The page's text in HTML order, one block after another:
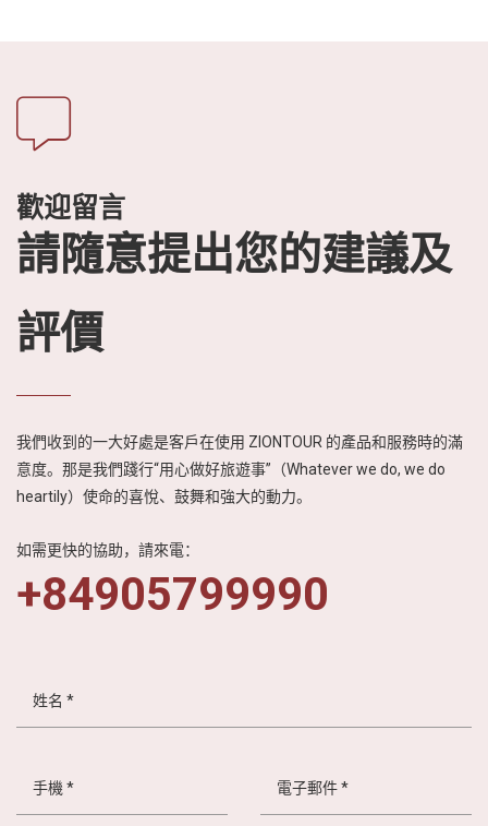
歡迎留言
請隨意提出您的建議及
評價
我們收到的一大好處是客戶在使用 ZIONTOUR 的產品和服務時的滿
意度。那是我們踐行“用心做好旅遊事”（Whatever we do, we do
heartily）使命的喜悅、鼓舞和強大的動力。
如需更快的協助，請來電：
+84905799990